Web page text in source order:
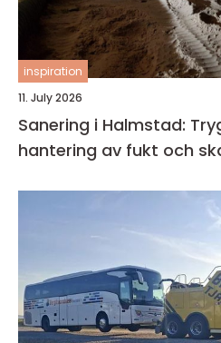
inspiration
11. July 2026
Sanering i Halmstad:
hantering av fukt och